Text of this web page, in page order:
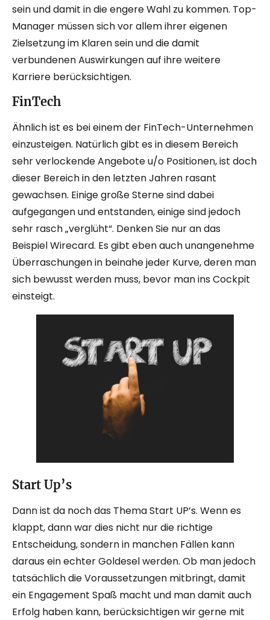
sein und damit in die engere Wahl zu kommen. Top-
Manager müssen sich vor allem ihrer eigenen
Zielsetzung im Klaren sein und die damit
verbundenen Auswirkungen auf ihre weitere
Karriere berücksichtigen.
FinTech
Ähnlich ist es bei einem der FinTech-Unternehmen
einzusteigen. Natürlich gibt es in diesem Bereich
sehr verlockende Angebote u/o Positionen, ist doch
dieser Bereich in den letzten Jahren rasant
gewachsen. Einige große Sterne sind dabei
aufgegangen und entstanden, einige sind jedoch
sehr rasch „verglüht“. Denken Sie nur an das
Beispiel Wirecard. Es gibt eben auch unangenehme
Überraschungen in beinahe jeder Kurve, deren man
sich bewusst werden muss, bevor man ins Cockpit
einsteigt.
Start Up’s
Dann ist da noch das Thema Start UP’s. Wenn es
klappt, dann war dies nicht nur die richtige
Entscheidung, sondern in manchen Fällen kann
daraus ein echter Goldesel werden. Ob man jedoch
tatsächlich die Voraussetzungen mitbringt, damit
ein Engagement Spaß macht und man damit auch
Erfolg haben kann, berücksichtigen wir gerne mit